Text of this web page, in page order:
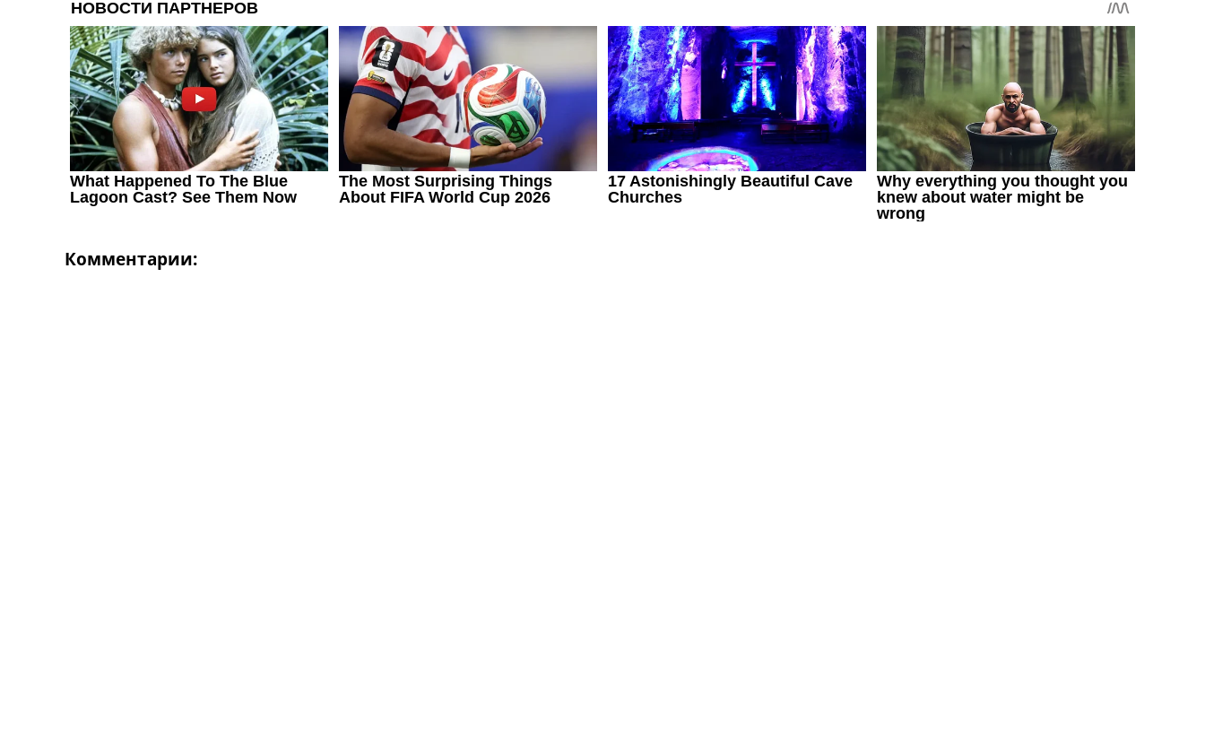
Лига Чемпионов
Англия. Премьер Лига
Испания. Ла Лига
Другие Турниры >>>
Таблицы
Таблицы групп Чемпионата Мира
Украина. Премьер-Лига
Украина. Первая Лига
Лига Чемпионов. Таблицы групп
Англия. Премьер-Лига
Испания. Ла Лига
Рейтинг стран УЕФА
Комментарии: